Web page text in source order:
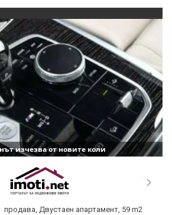
изчезва от новите коли
продава, Двустаен апартамент, 59 m2